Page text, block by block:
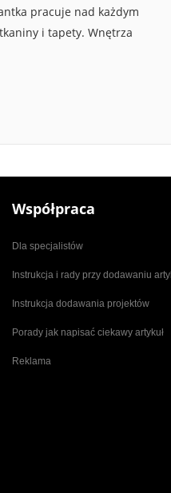
pracuje nad każdym
i tapety. Wnętrza
Współpraca
Dla specjalistów
Instrukcja i rady przy dodawaniu
Instrukcja dodawania projektów
Porady jak napisać ciekawy artykuł
Reklama